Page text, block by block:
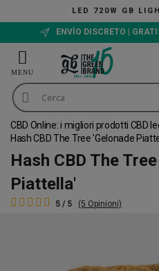
LED 720W GB LIGHTING,
ENVÍO DISCRETO |
CBD Online: i migliori prodotti CBD
Hash CBD The Tree 'Gelonade
Hash CBD The
Piattella'
5 / 5 (5 Opinioni)